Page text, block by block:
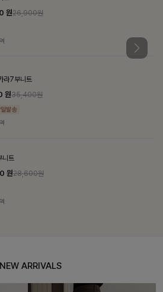
원26,900원
라7부니트
원35,400원
트
원28,600원
NEW ARRIVALS